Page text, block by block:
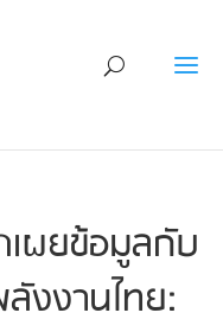
ผยข้อมูลกับ
งงานไทย: